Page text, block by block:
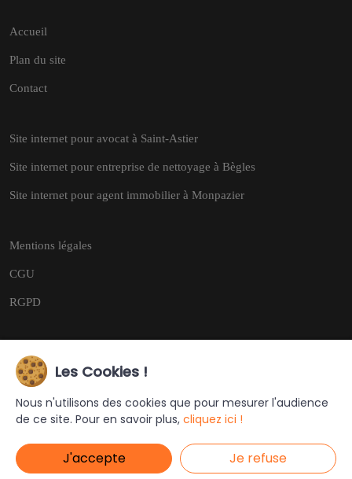
Accueil
Plan du site
Contact
Site internet pour avocat à Saint-Astier
Site internet pour entreprise de nettoyage à Bègles
Site internet pour agent immobilier à Monpazier
Mentions légales
CGU
RGPD
Copyright © 2026
Ce site a été créé et est géré par Turing Web
Les Cookies !
Nous n'utilisons des cookies que pour mesurer l'audience
de ce site. Pour en savoir plus, cliquez ici !
J'accepte Je refuse